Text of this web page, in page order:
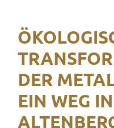
DER
EIN WEG